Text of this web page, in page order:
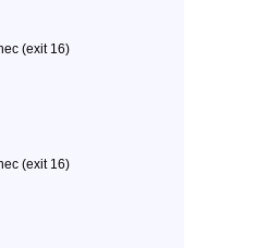
(exit 16)
(exit 16)